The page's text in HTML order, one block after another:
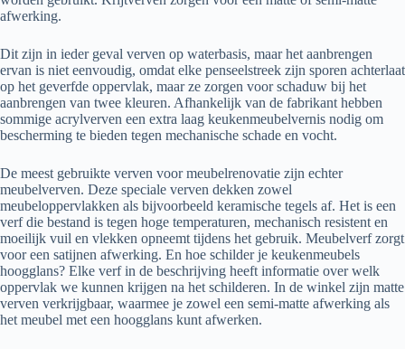
afwerking.
Dit zijn in ieder geval verven op waterbasis, maar het aanbrengen
ervan is niet eenvoudig, omdat elke penseelstreek zijn sporen achterlaat
op het geverfde oppervlak, maar ze zorgen voor schaduw bij het
aanbrengen van twee kleuren. Afhankelijk van de fabrikant hebben
sommige acrylverven een extra laag keukenmeubelvernis nodig om
bescherming te bieden tegen mechanische schade en vocht.
De meest gebruikte verven voor meubelrenovatie zijn echter
meubelverven. Deze speciale verven dekken zowel
meubeloppervlakken als bijvoorbeeld keramische tegels af. Het is een
verf die bestand is tegen hoge temperaturen, mechanisch resistent en
moeilijk vuil en vlekken opneemt tijdens het gebruik. Meubelverf zorgt
voor een satijnen afwerking. En hoe schilder je keukenmeubels
hoogglans? Elke verf in de beschrijving heeft informatie over welk
oppervlak we kunnen krijgen na het schilderen. In de winkel zijn matte
verven verkrijgbaar, waarmee je zowel een semi-matte afwerking als
het meubel met een hoogglans kunt afwerken.